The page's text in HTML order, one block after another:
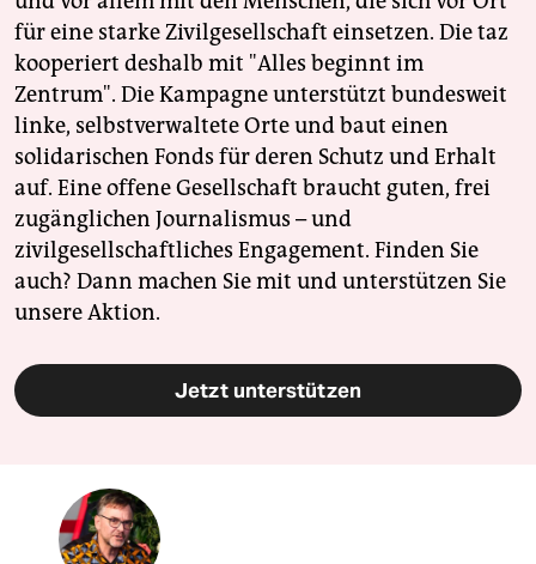
für eine starke Zivilgesellschaft einsetzen. Die taz
kooperiert deshalb mit "Alles beginnt im
Zentrum". Die Kampagne unterstützt bundesweit
linke, selbstverwaltete Orte und baut einen
solidarischen Fonds für deren Schutz und Erhalt
auf. Eine offene Gesellschaft braucht guten, frei
zugänglichen Journalismus – und
zivilgesellschaftliches Engagement. Finden Sie
auch? Dann machen Sie mit und unterstützen Sie
unsere Aktion.
Jetzt unterstützen